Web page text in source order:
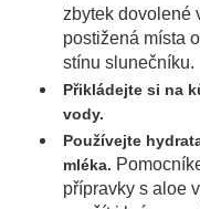
zbytek dovolené
postižená místa
stínu slunečníku.
Přikládejte si na
vody.
Používejte
mléka.
přípravky s aloe